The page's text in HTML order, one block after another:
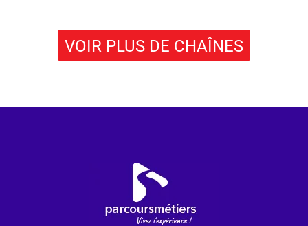
VOIR PLUS DE CHAÎNES